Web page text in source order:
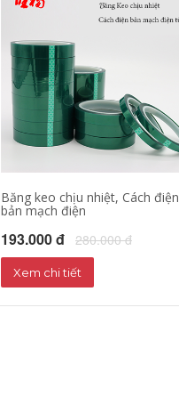
Băng keo chịu nhiệt, Cách điện
bản mạch điện
193.000 đ 280.000 đ
Xem chi tiết